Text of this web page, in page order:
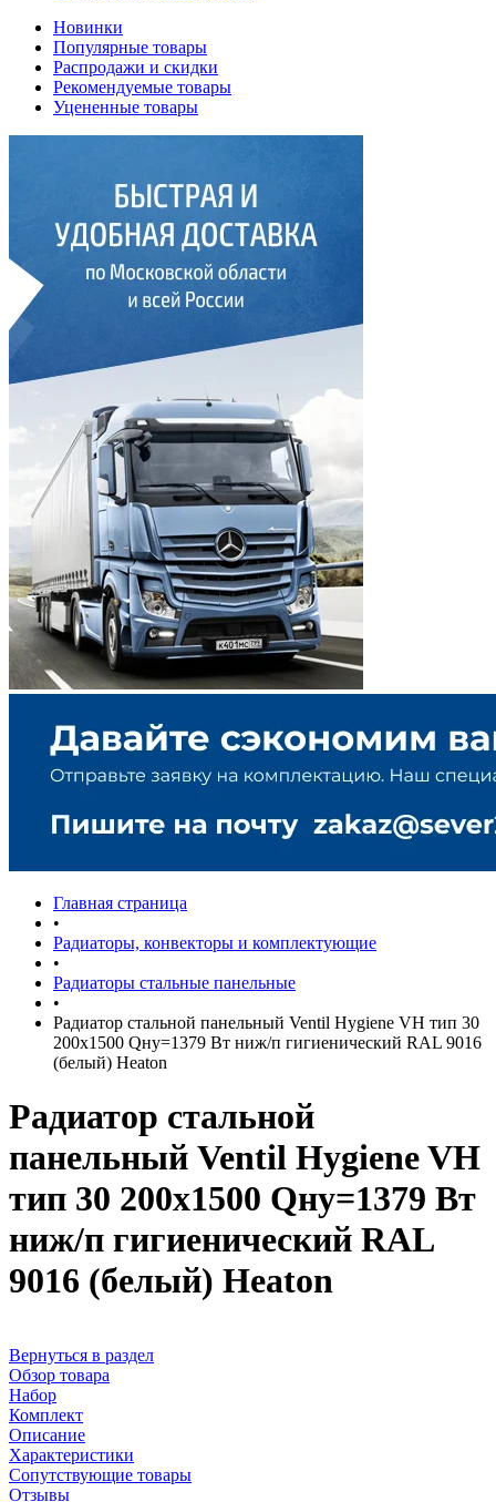
Новинки
Популярные товары
Распродажи и скидки
Рекомендуемые товары
Уцененные товары
Главная страница
•
Радиаторы, конвекторы и комплектующие
•
Радиаторы стальные панельные
•
Радиатор стальной панельный Ventil Hygiene VH тип 30
200х1500 Qну=1379 Вт ниж/п гигиенический RAL 9016
(белый) Heaton
Радиатор стальной
панельный Ventil Hygiene VH
тип 30 200х1500 Qну=1379 Вт
ниж/п гигиенический RAL
9016 (белый) Heaton
Вернуться в раздел
Обзор товара
Набор
Комплект
Описание
Характеристики
Сопутствующие товары
Отзывы